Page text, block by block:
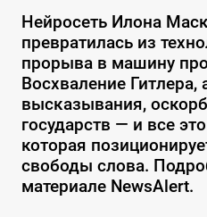
Нейросеть Илона
превратилась из
прорыва в машину
Восхваление Гитлера,
высказывания,
государств — и все
которая
свободы слова.
материале NewsAlert.